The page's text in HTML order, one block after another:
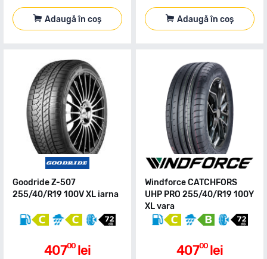
Adaugă în coș Adaugă în coș
Goodride Z-507
255/40/R19 100V XL iarna
40700 lei
Windforce CATCHFORS
UHP PRO 255/40/R19 100Y
XL vara
40700 lei